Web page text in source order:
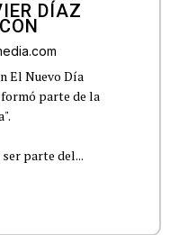
DÍAZ
El Nuevo Día
formó parte de la
parte del...